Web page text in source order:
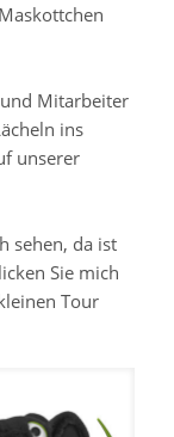
Mitarbeiter
ins
unserer
sehen, da ist
Sie mich
Tour